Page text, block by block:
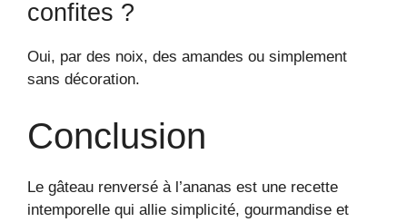
confites ?
Oui, par des noix, des amandes ou simplement
sans décoration.
Conclusion
Le gâteau renversé à l’ananas est une recette
intemporelle qui allie simplicité, gourmandise et